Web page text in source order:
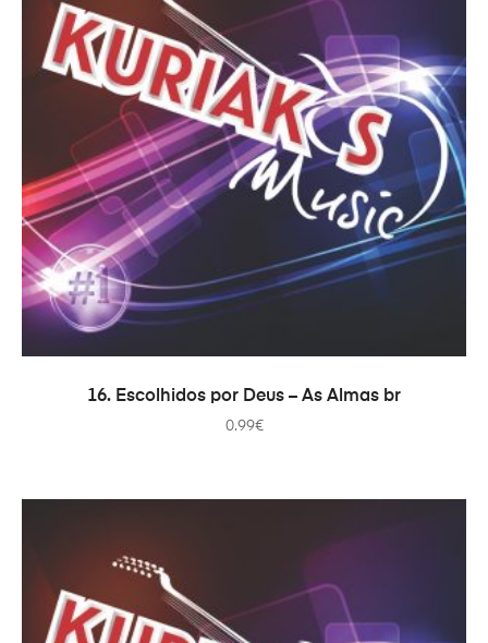
ADICIONAR
16. Escolhidos por Deus – As Almas br
0.99€